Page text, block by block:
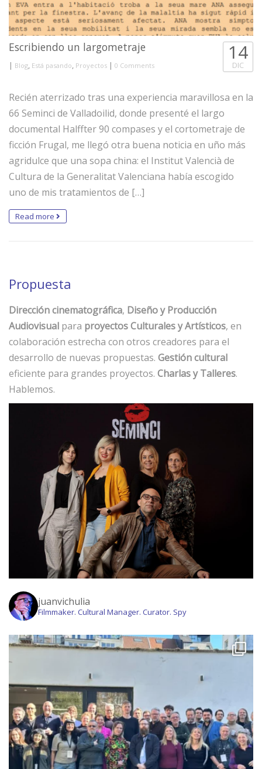
Escribiendo un largometraje
| Blog, Está pasando, Proyectos | 0 Comments
14
DIC
Recién aterrizado tras una experiencia maravillosa en la
66 Seminci de Valladoilid, donde presenté el largo
documental Halffter 90 compases y el cortometraje de
ficción Frugal, me llegó otra buena noticia en uño más
agridulce que una sopa china: el Institut Valencià de
Cultura de la Generalitat Valenciana había escogido
uno de mis tratamientos de […]
Read more
Propuesta
Dirección cinematográfica, Diseño y Producción
Audiovisual para proyectos Culturales y Artísticos, en
colaboración estrecha con otros creadores para el
desarrollo de nuevas propuestas. Gestión cultural
eficiente para grandes proyectos. Charlas y Talleres.
Hablemos.
juanvichulia
Filmmaker. Cultural Manager. Curator. Spy